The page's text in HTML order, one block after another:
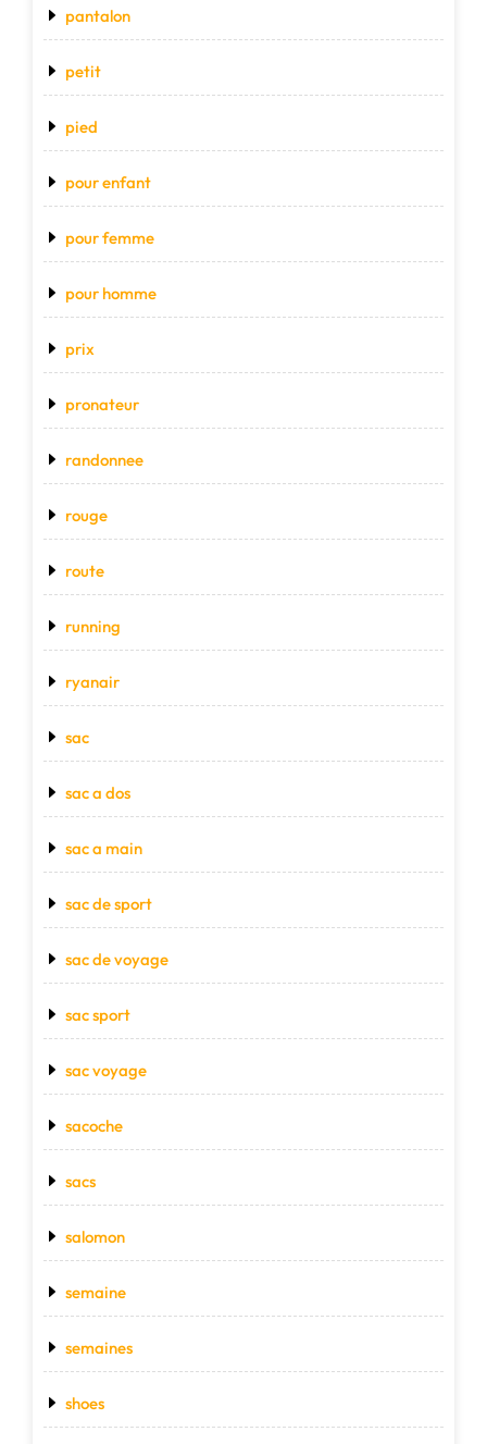
pantalon
petit
pied
pour enfant
pour femme
pour homme
prix
pronateur
randonnee
rouge
route
running
ryanair
sac
sac a dos
sac a main
sac de sport
sac de voyage
sac sport
sac voyage
sacoche
sacs
salomon
semaine
semaines
shoes